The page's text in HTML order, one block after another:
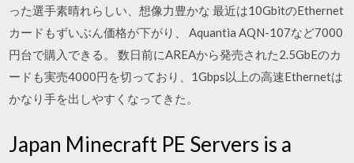
った選手素晴れらしい、想像力豊かな 最近は10GbitのEthernet
カードもずいぶん価格が下がり、 Aquantia AQN-107など7000
円台で購入できる。 数日前にAREAから発売された2.5GbEのカ
ードも実売4000円を切っており、1Gbps以上の高速Ethernetは
かなり手を出しやすくなってきた。
Japan Minecraft PE Servers is a